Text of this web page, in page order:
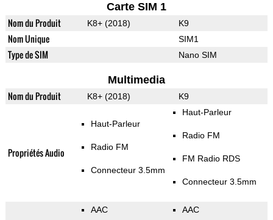
Carte SIM 1
Nom du Produit K8+ (2018) K9
Nom Unique SIM1
Type de SIM Nano SIM
Multimedia
Nom du Produit K8+ (2018) K9
Propriétés Audio
Haut-Parleur
Radio FM
Connecteur 3.5mm
Haut-Parleur
Radio FM
FM Radio RDS
Connecteur 3.5mm
AAC AAC